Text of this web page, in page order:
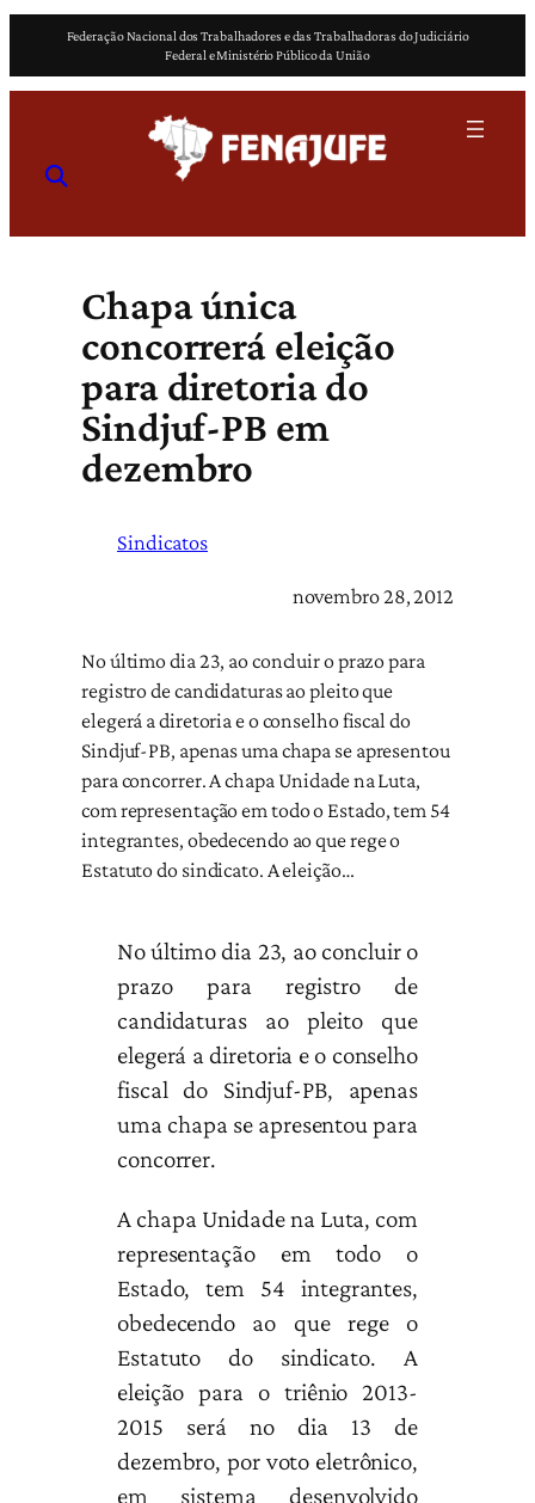
o
Federação Nacional dos Trabalhadores e das Trabalhadoras do Judiciário
Federal e Ministério Público da União
Chapa única
concorrerá eleição
para diretoria do
Sindjuf-PB em
dezembro
Sindicatos
novembro 28, 2012
No último dia 23, ao concluir o prazo para
registro de candidaturas ao pleito que
elegerá a diretoria e o conselho fiscal do
Sindjuf-PB, apenas uma chapa se apresentou
para concorrer. A chapa Unidade na Luta,
com representação em todo o Estado, tem 54
integrantes, obedecendo ao que rege o
Estatuto do sindicato. A eleição…
No último dia 23, ao concluir o
prazo para registro de
candidaturas ao pleito que
elegerá a diretoria e o conselho
fiscal do Sindjuf-PB, apenas
uma chapa se apresentou para
concorrer.
A chapa Unidade na Luta, com
representação em todo o
Estado, tem 54 integrantes,
obedecendo ao que rege o
Estatuto do sindicato. A
eleição para o triênio 2013-
2015 será no dia 13 de
dezembro, por voto eletrônico,
em sistema desenvolvido